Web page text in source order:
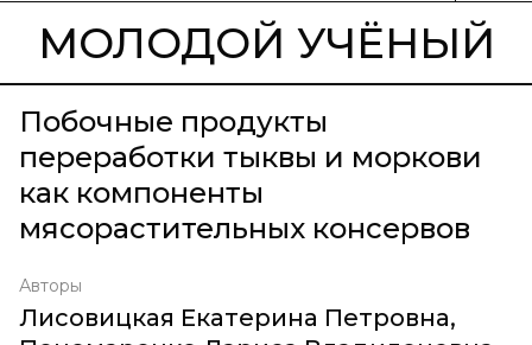
МОЛОДОЙ УЧЁНЫЙ
Побочные продукты
переработки тыквы и моркови
как компоненты
мясорастительных консервов
Авторы
Лисовицкая Екатерина Петровна,